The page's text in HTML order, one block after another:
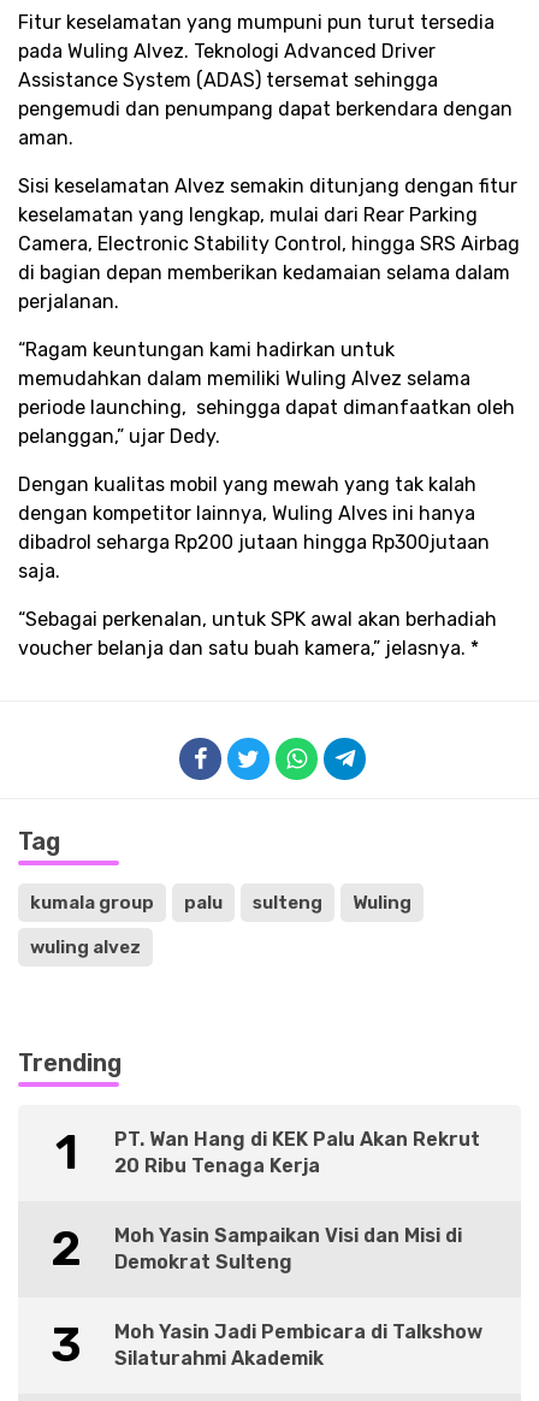
Fitur keselamatan yang mumpuni pun turut tersedia
pada Wuling Alvez. Teknologi Advanced Driver
Assistance System (ADAS) tersemat sehingga
pengemudi dan penumpang dapat berkendara dengan
aman.
Sisi keselamatan Alvez semakin ditunjang dengan fitur
keselamatan yang lengkap, mulai dari Rear Parking
Camera, Electronic Stability Control, hingga SRS Airbag
di bagian depan memberikan kedamaian selama dalam
perjalanan.
“Ragam keuntungan kami hadirkan untuk
memudahkan dalam memiliki Wuling Alvez selama
periode launching, sehingga dapat dimanfaatkan oleh
pelanggan,” ujar Dedy.
Dengan kualitas mobil yang mewah yang tak kalah
dengan kompetitor lainnya, Wuling Alves ini hanya
dibadrol seharga Rp200 jutaan hingga Rp300jutaan
saja.
“Sebagai perkenalan, untuk SPK awal akan berhadiah
voucher belanja dan satu buah kamera,” jelasnya. *
Tag
kumala group palu sulteng Wuling
wuling alvez
Trending
1
PT. Wan Hang di KEK Palu Akan Rekrut
20 Ribu Tenaga Kerja
2
Moh Yasin Sampaikan Visi dan Misi di
Demokrat Sulteng
3
Moh Yasin Jadi Pembicara di Talkshow
Silaturahmi Akademik